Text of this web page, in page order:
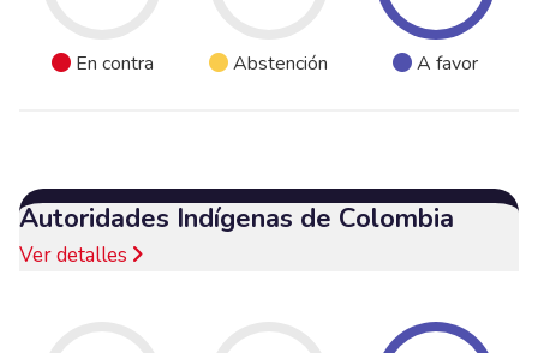
En contra Abstención A favor
Autoridades Indígenas de Colombia
Ver detalles